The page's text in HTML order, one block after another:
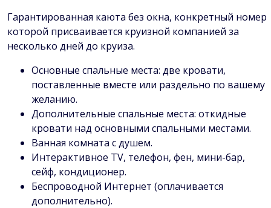
Гарантированная каюта без окна, конкретный номер
которой присваивается круизной компанией за
несколько дней до круиза.
Основные спальные места: две кровати,
поставленные вместе или раздельно по вашему
желанию.
Дополнительные спальные места: откидные
кровати над основными спальными местами.
Ванная комната с душем.
Интерактивное TV, телефон, фен, мини-бар,
сейф, кондиционер.
Беспроводной Интернет (оплачивается
дополнительно).